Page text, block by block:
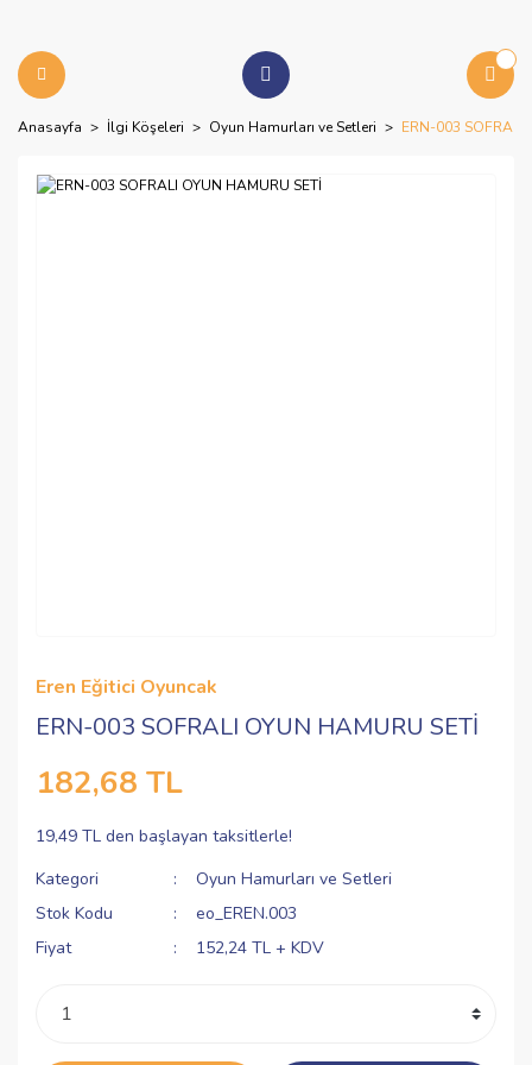
Anasayfa İlgi Köşeleri Oyun Hamurları ve Setleri ERN-003 SOFRALI
Eren Eğitici Oyuncak
ERN-003 SOFRALI OYUN HAMURU SETİ
182,68 TL
19,49 TL den başlayan taksitlerle!
Kategori
Oyun Hamurları ve Setleri
Stok Kodu
eo_EREN.003
Fiyat
152,24 TL + KDV